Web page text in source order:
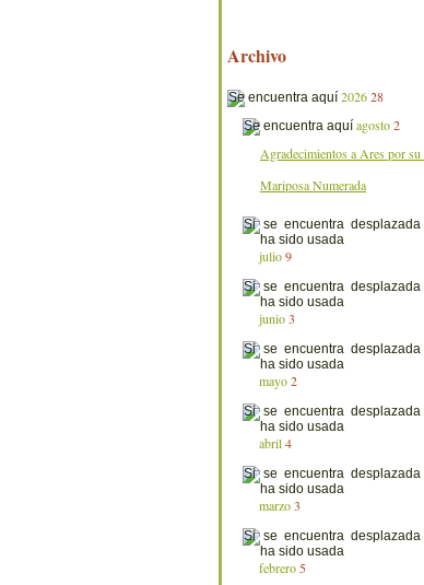
Archivo
202628
agosto 2
Agradecimientos a Ares por su
Mariposa Numerada
julio 9
junio 3
mayo 2
abril 4
marzo 3
febrero 5